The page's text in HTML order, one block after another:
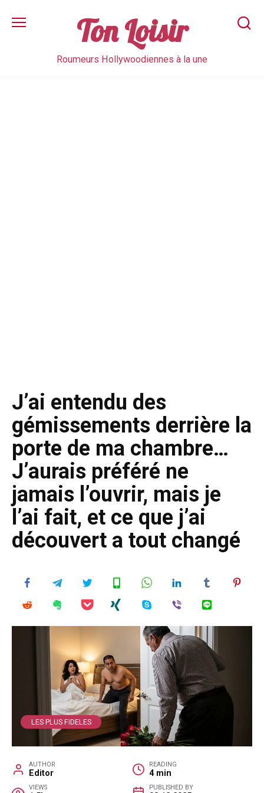
content
Ton Loisir
Roumeurs Hollywoodiennes à la une
J’ai entendu des
gémissements derrière la
porte de ma chambre…
J’aurais préféré ne
jamais l’ouvrir, mais je
l’ai fait, et ce que j’ai
découvert a tout changé
LES PLUS FIDELES
AUTHOR
Editor
READING
4 min
VIEWS PUBLISHED BY